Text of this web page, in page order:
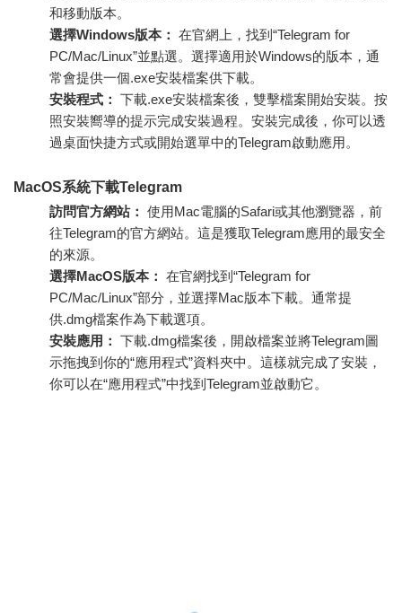
和移動版本。
選擇Windows版本： 在官網上，找到“Telegram for
PC/Mac/Linux”並點選。選擇適用於Windows的版本，通
常會提供一個.exe安裝檔案供下載。
安裝程式： 下載.exe安裝檔案後，雙擊檔案開始安裝。按
照安裝嚮導的提示完成安裝過程。安裝完成後，你可以透
過桌面快捷方式或開始選單中的Telegram啟動應用。
MacOS系統下載Telegram
訪問官方網站： 使用Mac電腦的Safari或其他瀏覽器，前
往Telegram的官方網站。這是獲取Telegram應用的最安全
的來源。
選擇MacOS版本： 在官網找到“Telegram for
PC/Mac/Linux”部分，並選擇Mac版本下載。通常提
供.dmg檔案作為下載選項。
安裝應用： 下載.dmg檔案後，開啟檔案並將Telegram圖
示拖拽到你的“應用程式”資料夾中。這樣就完成了安裝，
你可以在“應用程式”中找到Telegram並啟動它。